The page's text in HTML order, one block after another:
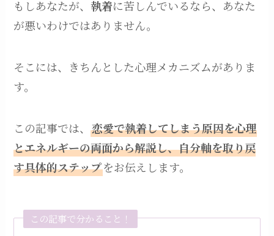
もしあなたが、執着に苦しんでいるなら、あなた
が悪いわけではありません。
そこには、きちんとした心理メカニズムがありま
す。
この記事では、恋愛で執着してしまう原因を心理
とエネルギーの両面から解説し、自分軸を取り戻
す具体的ステップをお伝えします。
この記事で分かること！